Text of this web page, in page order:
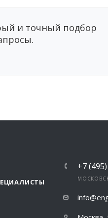
и точный подбор
+7